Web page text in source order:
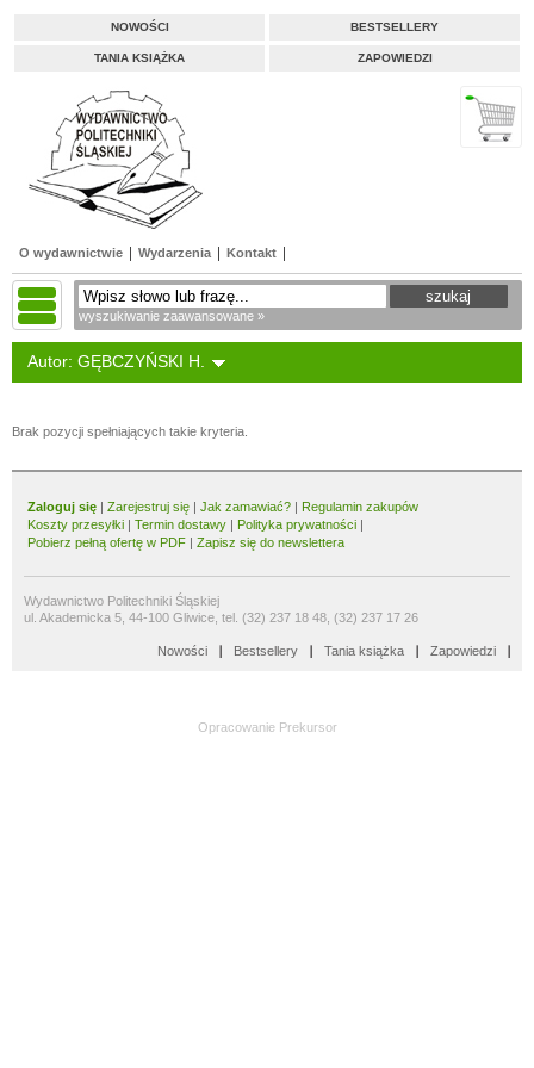
NOWOŚCI BESTSELLERY
TANIA KSIĄŻKA ZAPOWIEDZI
O wydawnictwie Wydarzenia Kontakt
wyszukiwanie zaawansowane »
Autor: GĘBCZYŃSKI H.
Brak pozycji spełniających takie kryteria.
Zaloguj się | Zarejestruj się | Jak zamawiać? | Regulamin zakupów
Koszty przesyłki | Termin dostawy | Polityka prywatności |
Pobierz pełną ofertę w PDF | Zapisz się do newslettera
Wydawnictwo Politechniki Śląskiej
ul. Akademicka 5, 44-100 Gliwice, tel. (32) 237 18 48, (32) 237 17 26
Nowości Bestsellery Tania książka Zapowiedzi
Opracowanie Prekursor